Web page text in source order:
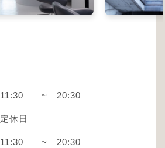
11:30 ~ 20:30
定休日
11:30 ~ 20:30